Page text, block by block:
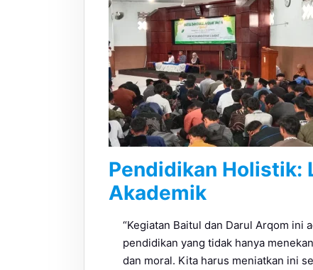
Pendidikan Holistik:
Akademik
“Kegiatan Baitul dan Darul Arqom ini
pendidikan yang tidak hanya
dan moral. Kita harus meniatkan ini